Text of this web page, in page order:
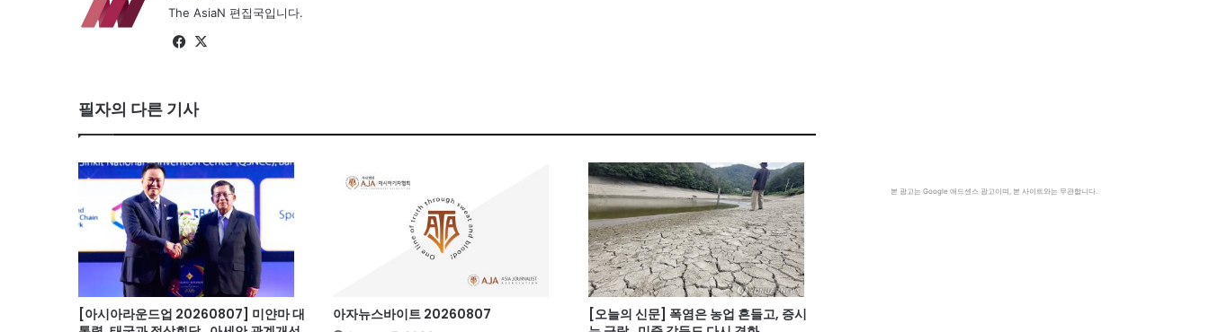
The AsiaN 편집국입니다.
Fa
ok
필자의 다른 기사
[아시아라운드업 20260807] 미얀마 대
아자뉴스바이트 20260807
[오늘의 신문] 폭염은 농업 흔들고, 증시
본 광고는 Google 애드센스 광고이며, 본 사이트와는 무관합니다.